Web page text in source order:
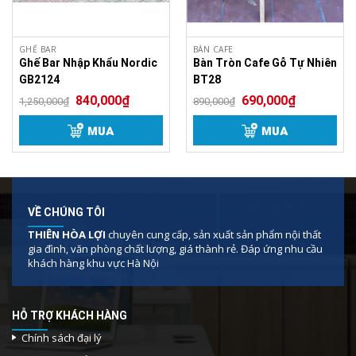
Bàn Tulip Mặt Kính
Công dung
Cường Lực D60cm
Một kết cấu đơn giản nhưng với sự tính toán
GHẾ BAR
Ghế Bar Nhập Khẩu Nordic
GB2124
1,250,000₫ 840,000₫
MUA
BÀN CAFE
Bàn Tròn Cafe Gỗ Tự Nhiên
BT28
890,000₫ 690,000₫
MUA
VỀ CHÚNG TÔI
THIÊN HÒA LỢI chuyên cung cấp, sản xuất sản phẩm nội thất
gia đình, văn phòng chất lượng, giá thành rẻ. Đáp ứng nhu cầu
khách hàng khu vực Hà Nội
HỖ TRỢ KHÁCH HÀNG
Chính sách đại lý